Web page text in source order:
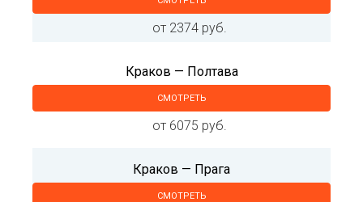
от 2374 руб.
Краков — Полтава
СМОТРЕТЬ
от 6075 руб.
Краков — Прага
СМОТРЕТЬ